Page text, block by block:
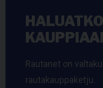
Rautanet on
rautakauppaketju.